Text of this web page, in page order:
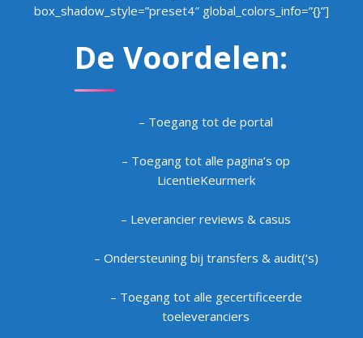
box_shadow_style=”preset4″ global_colors_info=”{}”]
De Voordelen:
– Toegang tot de portal
– Toegang tot alle pagina’s op
LicentieKeurmerk
– Leverancier reviews & casus
– Ondersteuning bij transfers & audit(‘s)
– Toegang tot alle gecertificeerde
toeleveranciers